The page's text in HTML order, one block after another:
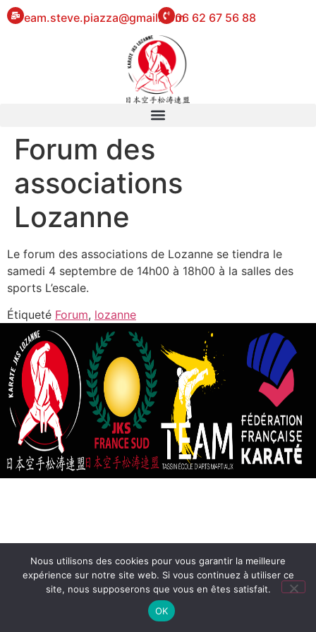
eam.steve.piazza@gmail.com06 62 67 56 88
Forum des
associations
Lozanne
Le forum des associations de Lozanne se tiendra le
samedi 4 septembre de 14h00 à 18h00 à la salles des
sports L’escale.
Étiqueté Forum, lozanne
Nous utilisons des cookies pour vous garantir la meilleure
expérience sur notre site web. Si vous continuez à utiliser ce
site, nous supposerons que vous en êtes satisfait.
OK